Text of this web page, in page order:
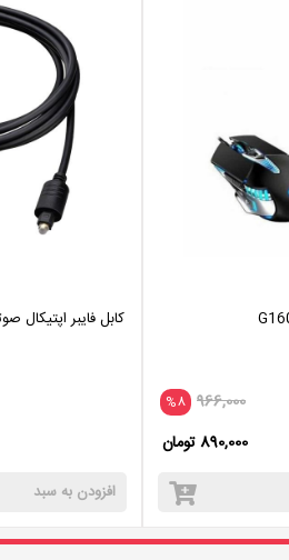
%8 966,000
890,000 تومان
کابل فایبر اپتیکال صوتی 1.5 متر
افزودن به سبد